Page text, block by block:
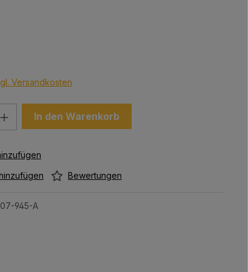
Versandkosten
Gib den gewünschten Wert
In den Warenkorb
Bewertungen
945-A